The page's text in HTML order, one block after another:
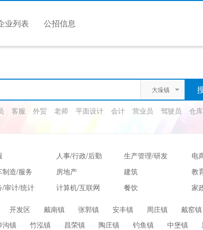
业列表 公招信息
大垛镇
客服 外贸 老师 平面设计 会计 营业员 驾驶员
仓
人事/行政/后勤 生产管理/研发 电
制造/服务 房地产 建筑 教
/审计/统计 计算机/互联网 餐饮 家
/纺织/食品 质控/安防 电子/电气 法
开发区 戴南镇 张郭镇 安丰镇 周庄镇 戴窑镇
沟镇 竹泓镇 昌荣镇 陶庄镇 钓鱼镇 中堡镇